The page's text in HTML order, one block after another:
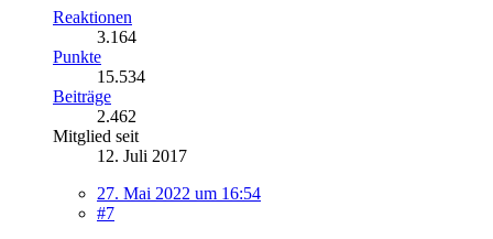
Reaktionen
3.164
Punkte
15.534
Beiträge
2.462
Mitglied seit
12. Juli 2017
27. Mai 2022 um 16:54
#7